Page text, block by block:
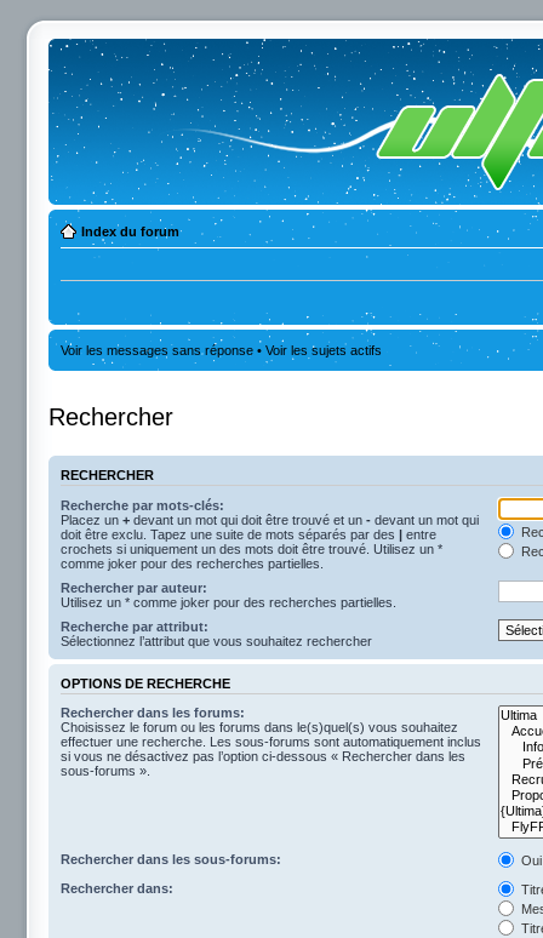
Index du forum
Voir les messages sans réponse • Voir les sujets actifs
Rechercher
RECHERCHER
Recherche par mots-clés:
Placez un + devant un mot qui doit être trouvé et un - devant un mot qui
doit être exclu. Tapez une suite de mots séparés par des | entre
crochets si uniquement un des mots doit être trouvé. Utilisez un *
comme joker pour des recherches partielles.
Rechercher par auteur:
Utilisez un * comme joker pour des recherches partielles.
Recherche par attribut:
Sélectionnez l’attribut que vous souhaitez rechercher
OPTIONS DE RECHERCHE
Rechercher dans les forums:
Choisissez le forum ou les forums dans le(s)quel(s) vous souhaitez
effectuer une recherche. Les sous-forums sont automatiquement inclus
si vous ne désactivez pas l’option ci-dessous « Rechercher dans les
sous-forums ».
Rechercher dans les sous-forums:
Oui
Rechercher dans: